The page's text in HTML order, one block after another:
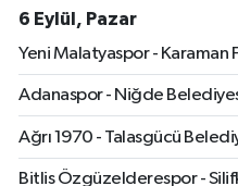
6 Eylül, Pazar
Yeni Malatyaspor - Karaman
Adanaspor - Niğde
Ağrı 1970 - Talasgücü
Bitlis Özgüzelderespor -